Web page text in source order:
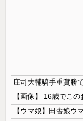
庄司大輔騎手重賞勝
【ウマ娘】田舎娘ウ